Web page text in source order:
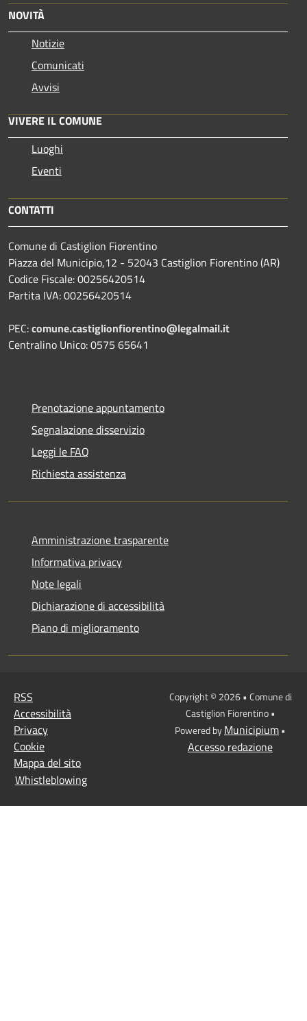
NOVITÀ
Notizie
Comunicati
Avvisi
VIVERE IL COMUNE
Luoghi
Eventi
CONTATTI
Comune di Castiglion Fiorentino
Piazza del Municipio,12 - 52043 Castiglion Fiorentino (AR)
Codice Fiscale: 00256420514
Partita IVA: 00256420514
PEC:comune.castiglionfiorentino@legalmail.it
Centralino Unico: 0575 65641
Prenotazione appuntamento
Segnalazione disservizio
Leggi le FAQ
Richiesta assistenza
Amministrazione trasparente
Informativa privacy
Note legali
Dichiarazione di accessibilità
Piano di miglioramento
RSS
Accessibilità
Privacy
Cookie
Mappa del sito
Whistleblowing
Copyright © 2026 • Comune di
Castiglion Fiorentino •
Powered byMunicipium•
Accesso redazione